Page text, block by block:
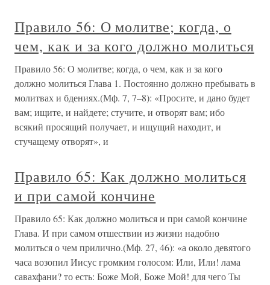
Правило 56: О молитве; когда, о
чем, как и за кого должно молиться
Правило 56: О молитве; когда, о чем, как и за кого
должно молиться Глава 1. Постоянно должно пребывать в
молитвах и бдениях.(Мф. 7, 7–8): «Просите, и дано будет
вам; ищите, и найдете; стучите, и отворят вам; ибо
всякий просящий получает, и ищущий находит, и
стучащему отворят», и
Правило 65: Как должно молиться
и при самой кончине
Правило 65: Как должно молиться и при самой кончине
Глава. И при самом отшествии из жизни надобно
молиться о чем прилично.(Мф. 27, 46): «а около девятого
часа возопил Иисус громким голосом: Или, Или! лама
савахфани? то есть: Боже Мой, Боже Мой! для чего Ты